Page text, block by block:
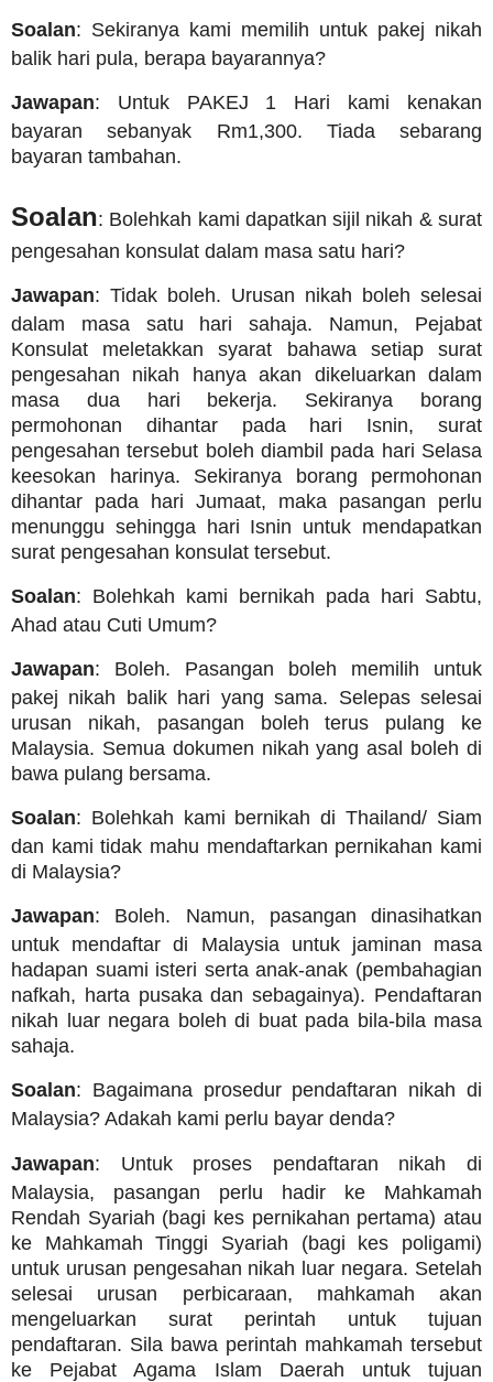
Soalan: Sekiranya kami memilih untuk pakej nikah
balik hari pula, berapa bayarannya?
Jawapan: Untuk PAKEJ 1 Hari kami kenakan
bayaran sebanyak Rm1,300. Tiada sebarang
bayaran tambahan.
Soalan: Bolehkah kami dapatkan sijil nikah & surat
pengesahan konsulat dalam masa satu hari?
Jawapan: Tidak boleh. Urusan nikah boleh selesai
dalam masa satu hari sahaja. Namun, Pejabat
Konsulat meletakkan syarat bahawa setiap surat
pengesahan nikah hanya akan dikeluarkan dalam
masa dua hari bekerja. Sekiranya borang
permohonan dihantar pada hari Isnin, surat
pengesahan tersebut boleh diambil pada hari Selasa
keesokan harinya. Sekiranya borang permohonan
dihantar pada hari Jumaat, maka pasangan perlu
menunggu sehingga hari Isnin untuk mendapatkan
surat pengesahan konsulat tersebut.
Soalan: Bolehkah kami bernikah pada hari Sabtu,
Ahad atau Cuti Umum?
Jawapan: Boleh. Pasangan boleh memilih untuk
pakej nikah balik hari yang sama. Selepas selesai
urusan nikah, pasangan boleh terus pulang ke
Malaysia. Semua dokumen nikah yang asal boleh di
bawa pulang bersama.
Soalan: Bolehkah kami bernikah di Thailand/ Siam
dan kami tidak mahu mendaftarkan pernikahan kami
di Malaysia?
Jawapan: Boleh. Namun, pasangan dinasihatkan
untuk mendaftar di Malaysia untuk jaminan masa
hadapan suami isteri serta anak-anak (pembahagian
nafkah, harta pusaka dan sebagainya). Pendaftaran
nikah luar negara boleh di buat pada bila-bila masa
sahaja.
Soalan: Bagaimana prosedur pendaftaran nikah di
Malaysia? Adakah kami perlu bayar denda?
Jawapan: Untuk proses pendaftaran nikah di
Malaysia, pasangan perlu hadir ke Mahkamah
Rendah Syariah (bagi kes pernikahan pertama) atau
ke Mahkamah Tinggi Syariah (bagi kes poligami)
untuk urusan pengesahan nikah luar negara. Setelah
selesai urusan perbicaraan, mahkamah akan
mengeluarkan surat perintah untuk tujuan
pendaftaran. Sila bawa perintah mahkamah tersebut
ke Pejabat Agama Islam Daerah untuk tujuan